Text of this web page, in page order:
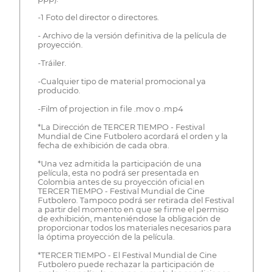
-1 Foto del director o directores.
- Archivo de la versión definitiva de la película de
proyección.
-Tráiler.
-Cualquier tipo de material promocional ya
producido.
-Film of projection in file .mov o .mp4
*La Dirección de TERCER TIEMPO - Festival
Mundial de Cine Futbolero acordará el orden y la
fecha de exhibición de cada obra.
*Una vez admitida la participación de una
película, esta no podrá ser presentada en
Colombia antes de su proyección oficial en
TERCER TIEMPO - Festival Mundial de Cine
Futbolero. Tampoco podrá ser retirada del Festival
a partir del momento en que se firme el permiso
de exhibición, manteniéndose la obligación de
proporcionar todos los materiales necesarios para
la óptima proyección de la película.
*TERCER TIEMPO - El Festival Mundial de Cine
Futbolero puede rechazar la participación de